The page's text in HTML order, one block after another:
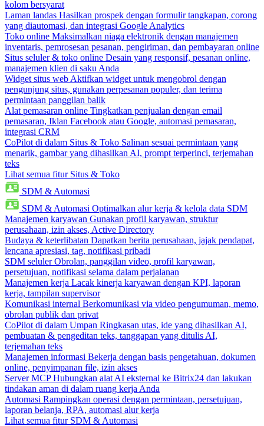
kolom bersyarat
Laman landas Hasilkan prospek dengan formulir tangkapan, corong
yang diautomasi, dan integrasi Google Analytics
Toko online Maksimalkan niaga elektronik dengan manajemen
inventaris, pemrosesan pesanan, pengiriman, dan pembayaran online
Situs seluler & toko online Desain yang responsif, pesanan online,
manajemen klien di saku Anda
Widget situs web Aktifkan widget untuk mengobrol dengan
pengunjung situs, gunakan perpesanan populer, dan terima
permintaan panggilan balik
Alat pemasaran online Tingkatkan penjualan dengan email
pemasaran, Iklan Facebook atau Google, automasi pemasaran,
integrasi CRM
CoPilot di dalam Situs & Toko Salinan sesuai permintaan yang
menarik, gambar yang dihasilkan AI, prompt terperinci, terjemahan
teks
Lihat semua fitur Situs & Toko
SDM & Automasi
SDM & Automasi Optimalkan alur kerja & kelola data SDM
Manajemen karyawan Gunakan profil karyawan, struktur
perusahaan, izin akses, Active Directory
Budaya & keterlibatan Dapatkan berita perusahaan, jajak pendapat,
lencana apresiasi, tag, notifikasi pribadi
SDM seluler Obrolan, panggilan video, profil karyawan,
persetujuan, notifikasi selama dalam perjalanan
Manajemen kerja Lacak kinerja karyawan dengan KPI, laporan
kerja, tampilan supervisor
Komunikasi internal Berkomunikasi via video pengumuman, memo,
obrolan publik dan privat
CoPilot di dalam Umpan Ringkasan utas, ide yang dihasilkan AI,
pembuatan & pengeditan teks, tanggapan yang ditulis AI,
terjemahan teks
Manajemen informasi Bekerja dengan basis pengetahuan, dokumen
online, penyimpanan file, izin akses
Server MCP Hubungkan alat AI eksternal ke Bitrix24 dan lakukan
tindakan aman di dalam ruang kerja Anda
Automasi Rampingkan operasi dengan permintaan, persetujuan,
laporan belanja, RPA, automasi alur kerja
Lihat semua fitur SDM & Automasi